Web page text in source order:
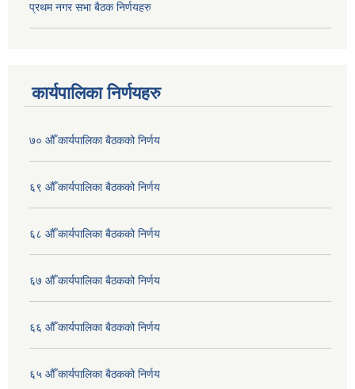
प्रथम नगर सभा बैठक निर्णयहरु
कार्यपालिका निर्णयहरु
७० औँ कार्यपालिका बैठकको निर्णय
६९ औँ कार्यपालिका बैठकको निर्णय
६८ औँ कार्यपालिका बैठकको निर्णय
६७ औँ कार्यपालिका बैठकको निर्णय
६६ औँ कार्यपालिका बैठकको निर्णय
६५ औँ कार्यपालिका बैठकको निर्णय